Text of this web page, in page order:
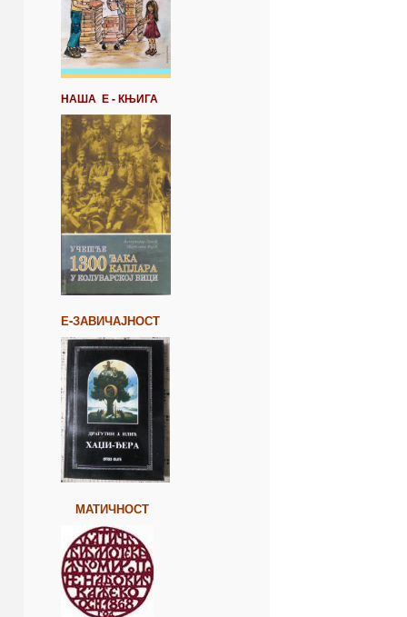
НАША Е - КЊИГА
Е-ЗАВИЧАЈНОСТ
МАТИЧНОСТ